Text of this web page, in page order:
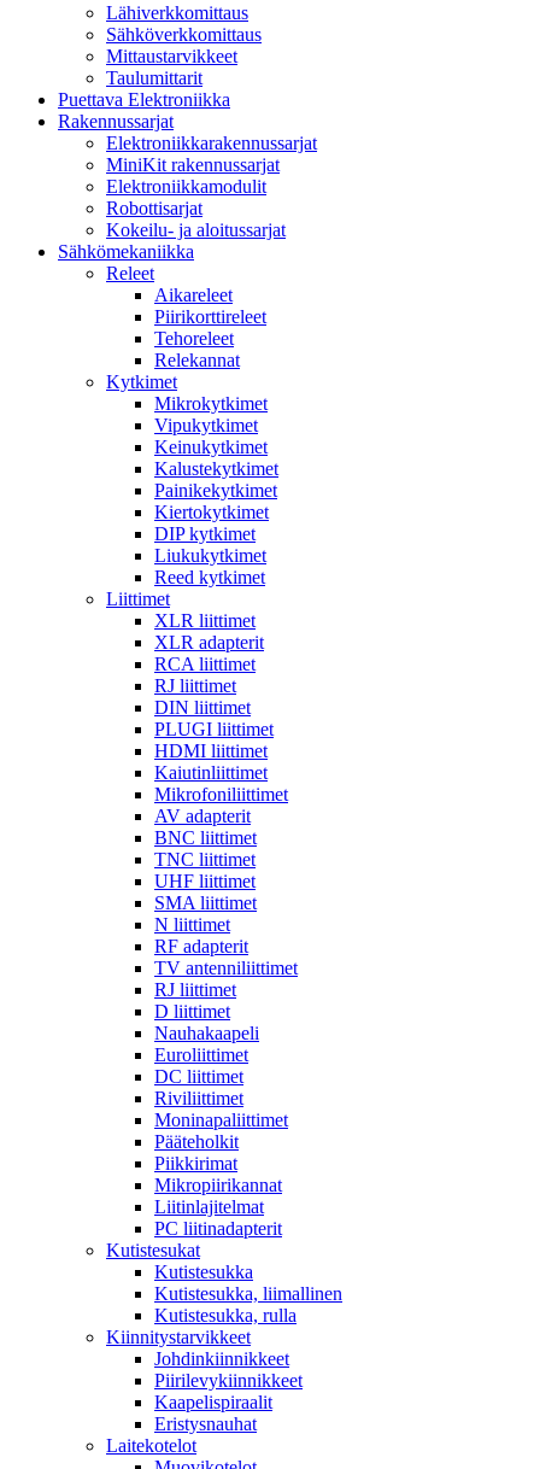
Lähiverkkomittaus
Sähköverkkomittaus
Mittaustarvikkeet
Taulumittarit
Puettava Elektroniikka
Rakennussarjat
Elektroniikkarakennussarjat
MiniKit rakennussarjat
Elektroniikkamodulit
Robottisarjat
Kokeilu- ja aloitussarjat
Sähkömekaniikka
Releet
Aikareleet
Piirikorttireleet
Tehoreleet
Relekannat
Kytkimet
Mikrokytkimet
Vipukytkimet
Keinukytkimet
Kalustekytkimet
Painikekytkimet
Kiertokytkimet
DIP kytkimet
Liukukytkimet
Reed kytkimet
Liittimet
XLR liittimet
XLR adapterit
RCA liittimet
RJ liittimet
DIN liittimet
PLUGI liittimet
HDMI liittimet
Kaiutinliittimet
Mikrofoniliittimet
AV adapterit
BNC liittimet
TNC liittimet
UHF liittimet
SMA liittimet
N liittimet
RF adapterit
TV antenniliittimet
RJ liittimet
D liittimet
Nauhakaapeli
Euroliittimet
DC liittimet
Riviliittimet
Moninapaliittimet
Pääteholkit
Piikkirimat
Mikropiirikannat
Liitinlajitelmat
PC liitinadapterit
Kutistesukat
Kutistesukka
Kutistesukka, liimallinen
Kutistesukka, rulla
Kiinnitystarvikkeet
Johdinkiinnikkeet
Piirilevykiinnikkeet
Kaapelispiraalit
Eristysnauhat
Laitekotelot